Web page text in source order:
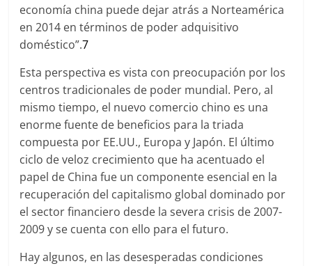
economía china puede dejar atrás a Norteamérica
en 2014 en términos de poder adquisitivo
doméstico”.7
Esta perspectiva es vista con preocupación por los
centros tradicionales de poder mundial. Pero, al
mismo tiempo, el nuevo comercio chino es una
enorme fuente de beneficios para la triada
compuesta por EE.UU., Europa y Japón. El último
ciclo de veloz crecimiento que ha acentuado el
papel de China fue un componente esencial en la
recuperación del capitalismo global dominado por
el sector financiero desde la severa crisis de 2007-
2009 y se cuenta con ello para el futuro.
Hay algunos, en las desesperadas condiciones